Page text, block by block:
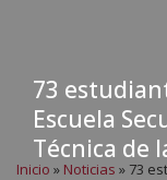
73
Escuela
Técnica de
Inicio » Noticias » 73